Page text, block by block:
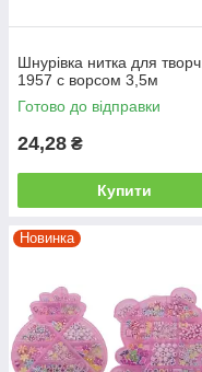
Шнурівка нитка для творч.
1957 с ворсом 3,5м
Готово до відправки
24,28 ₴
Купити
Новинка